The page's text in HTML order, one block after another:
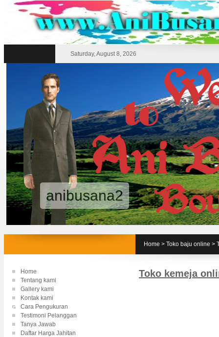
Saturday, August 8, 2026
Home > Toko baju online >
Home
Tentang kami
Gallery kami
Kontak kami
Cara Pengukuran
Testimoni Pelanggan
Tanya Jawab
Daftar Harga Jahitan
Toko kemeja